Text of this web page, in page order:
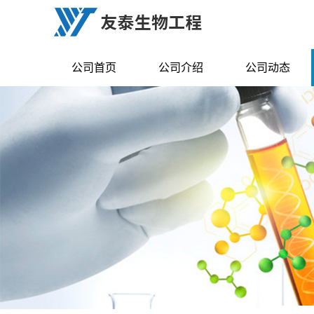
公司首页 公司介绍 公司动态